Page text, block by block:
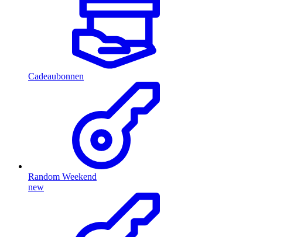
Cadeaubonnen
Random Weekend
new